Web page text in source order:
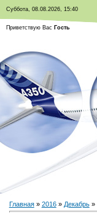
Суббота, 08.08.2026, 15:40
Приветствую Вас Гость
Главная» 2016 » Декабрь »